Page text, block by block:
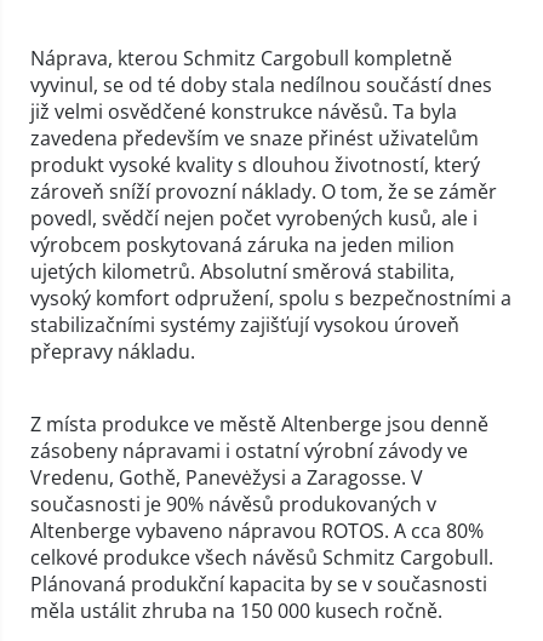
Náprava, kterou Schmitz Cargobull kompletně
vyvinul, se od té doby stala nedílnou součástí dnes
již velmi osvědčené konstrukce návěsů. Ta byla
zavedena především ve snaze přinést uživatelům
produkt vysoké kvality s dlouhou životností, který
zároveň sníží provozní náklady. O tom, že se záměr
povedl, svědčí nejen počet vyrobených kusů, ale i
výrobcem poskytovaná záruka na jeden milion
ujetých kilometrů. Absolutní směrová stabilita,
vysoký komfort odpružení, spolu s bezpečnostními a
stabilizačními systémy zajišťují vysokou úroveň
přepravy nákladu.
Z místa produkce ve městě Altenberge jsou denně
zásobeny nápravami i ostatní výrobní závody ve
Vredenu, Gothě, Panevėžysi a Zaragosse. V
současnosti je 90% návěsů produkovaných v
Altenberge vybaveno nápravou ROTOS. A cca 80%
celkové produkce všech návěsů Schmitz Cargobull.
Plánovaná produkční kapacita by se v současnosti
měla ustálit zhruba na 150 000 kusech ročně.